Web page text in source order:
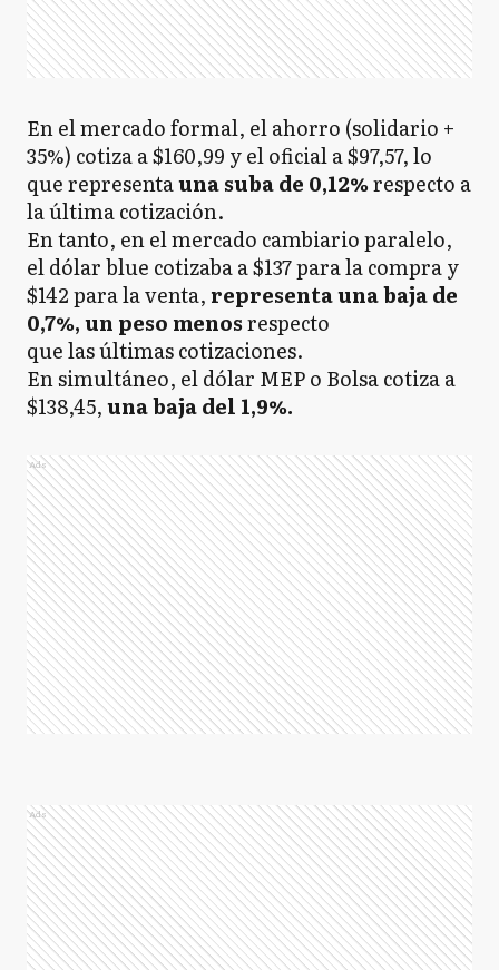
En el mercado formal, el ahorro (solidario +
35%) cotiza a $160,99 y el oficial a $97,57, lo
que representauna suba de 0,12%respecto a
la última cotización.
En tanto, en el mercado cambiario paralelo,
el dólar blue cotizaba a $137 para la compra y
$142 para la venta, representa una baja de
0,7%, un peso menosrespecto
quelas últimas cotizaciones.
En simultáneo, el dólar MEP o Bolsa cotiza a
$138,45,una baja del 1,9%.
Ads
Ads